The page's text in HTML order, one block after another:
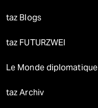
taz Blogs
taz FUTURZWEI
Le Monde diplomatique
taz Archiv